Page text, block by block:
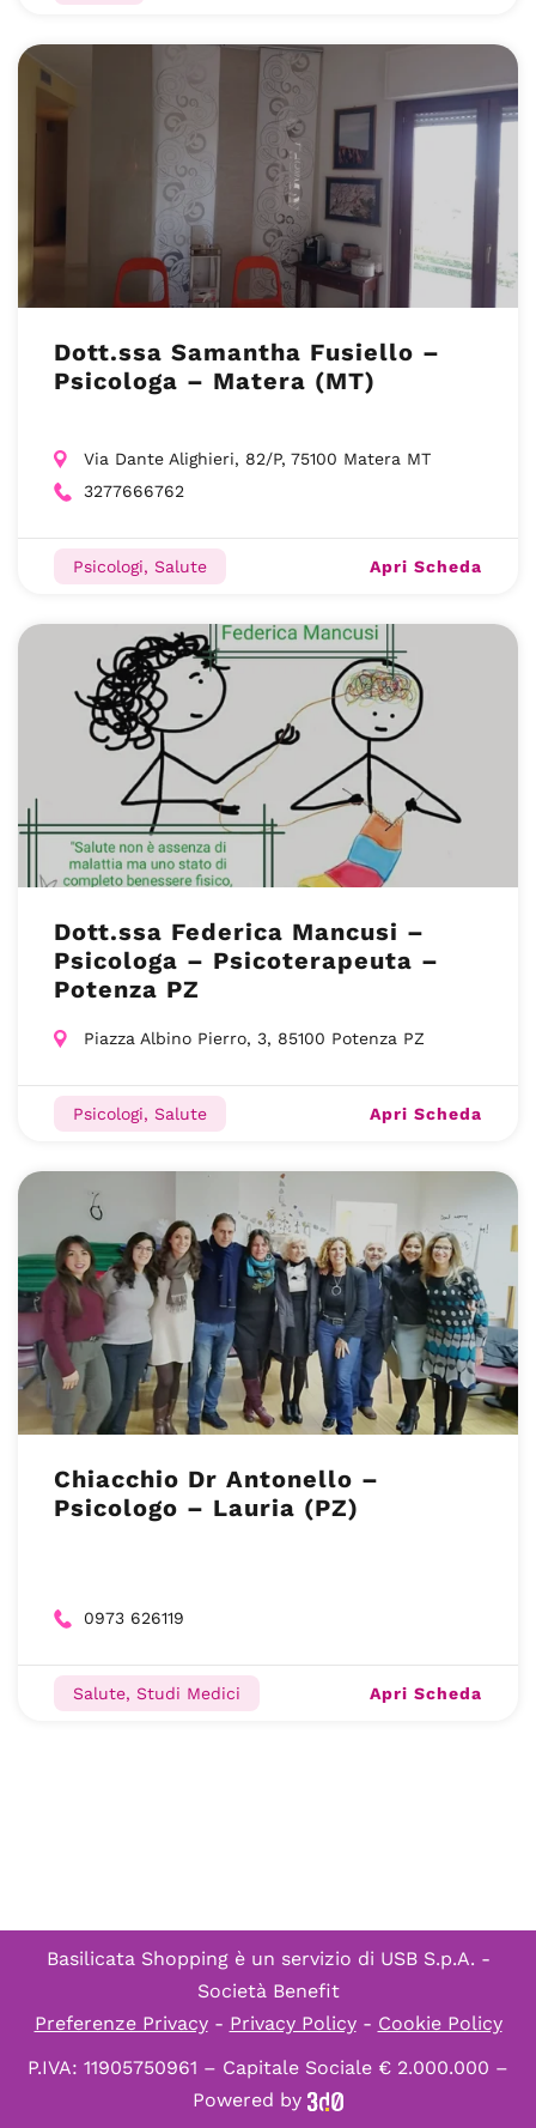
Dott.ssa Samantha Fusiello –
Psicologa – Matera (MT)
Via Dante Alighieri, 82/P, 75100 Matera MT
3277666762
Psicologi, Salute Apri Scheda
Dott.ssa Federica Mancusi –
Psicologa – Psicoterapeuta –
Potenza PZ
Piazza Albino Pierro, 3, 85100 Potenza PZ
Psicologi, Salute Apri Scheda
Chiacchio Dr Antonello –
Psicologo – Lauria (PZ)
0973 626119
Salute, Studi Medici Apri Scheda
Basilicata Shopping è un servizio di USB S.p.A. -
Società Benefit
Preferenze Privacy- Privacy Policy- Cookie Policy
P.IVA: 11905750961 – Capitale Sociale € 2.000.000 –
Powered by